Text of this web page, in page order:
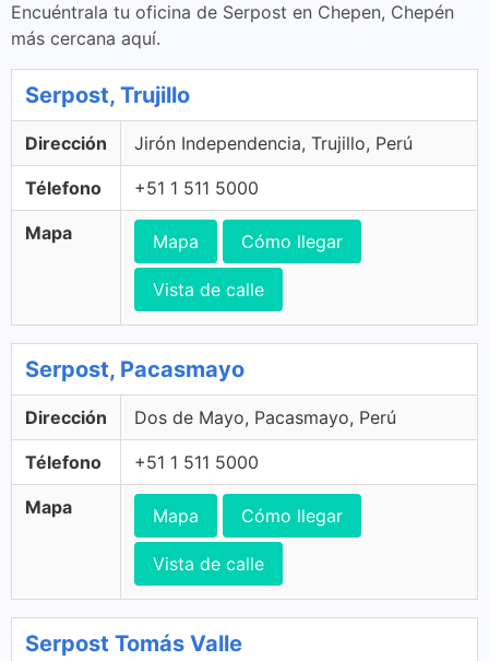
Encuéntrala tu oficina de Serpost en Chepen, Chepén
más cercana aquí.
Serpost, Trujillo
Dirección Jirón Independencia, Trujillo, Perú
Télefono +51 1 511 5000
Mapa Mapa Cómo llegar
Vista de calle
Serpost, Pacasmayo
Dirección Dos de Mayo, Pacasmayo, Perú
Télefono +51 1 511 5000
Mapa Mapa Cómo llegar
Vista de calle
Serpost Tomás Valle